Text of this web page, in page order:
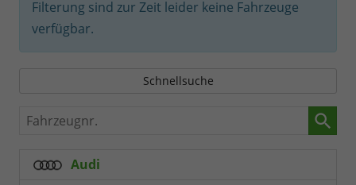
Filterung sind zur Zeit leider keine Fahrzeuge
verfügbar.
Schnellsuche
Fahrzeugnr.
Audi